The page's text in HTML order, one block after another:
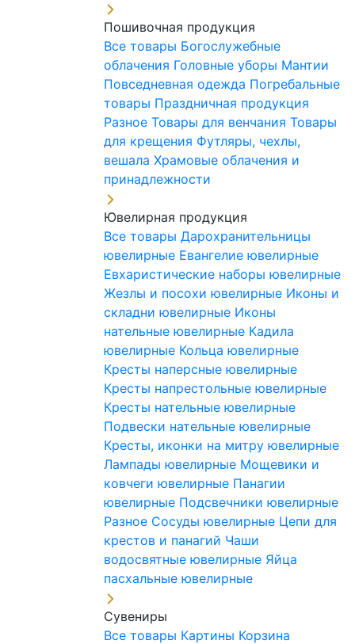
Пошивочная продукция
Все товары Богослужебные
облачения Головные уборы Мантии
Повседневная одежда Погребальные
товары Праздничная продукция
Разное Товары для венчания Товары
для крещения Футляры, чехлы,
вешала Храмовые облачения и
принадлежности
Ювелирная продукция
Все товары Дарохранительницы
ювелирные Евангелие ювелирные
Евхаристические наборы ювелирные
Жезлы и посохи ювелирные Иконы и
складни ювелирные Иконы
нательные ювелирные Кадила
ювелирные Кольца ювелирные
Кресты наперсные ювелирные
Кресты напрестольные ювелирные
Кресты нательные ювелирные
Подвески нательные ювелирные
Кресты, иконки на митру ювелирные
Лампады ювелирные Мощевики и
ковчеги ювелирные Панагии
ювелирные Подсвечники ювелирные
Разное Сосуды ювелирные Цепи для
крестов и панагий Чаши
водосвятные ювелирные Яйца
пасхальные ювелирные
Сувениры
Все товары Картины Корзина